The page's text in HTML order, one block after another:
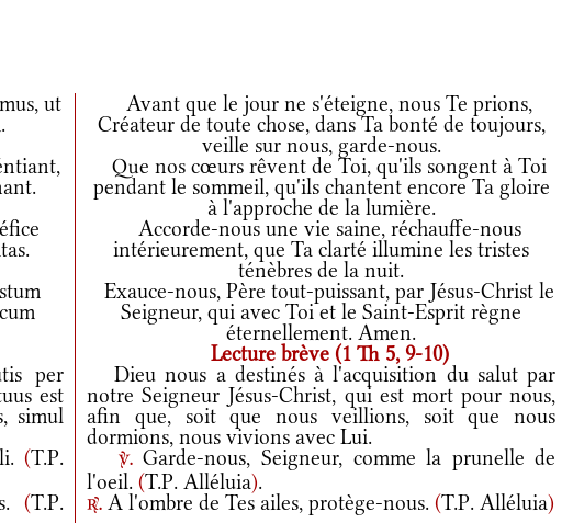
ut
Avant que le jour ne s'éteigne, nous Te prions,
Créateur de toute chose, dans Ta bonté de toujours,
veille sur nous, garde-nous.
Que nos cœurs rêvent de Toi, qu'ils songent à Toi
pendant le sommeil, qu'ils chantent encore Ta gloire
à l'approche de la lumière.
Accorde-nous une vie saine, réchauffe-nous
intérieurement, que Ta clarté illumine les tristes
ténèbres de la nuit.
Exauce-nous, Père tout-puissant, par Jésus-Christ le
Seigneur, qui avec Toi et le Saint-Esprit règne
éternellement. Amen.
Lecture brève (1 Th 5, 9-10)
per
est
simul
Dieu nous a destinés à l'acquisition du salut par
notre Seigneur Jésus-Christ, qui est mort pour nous,
afin que, soit que nous veillions, soit que nous
dormions, nous vivions avec Lui.
(T.P.
(T.P.
v.Garde-nous, Seigneur, comme la prunelle de
l'oeil.(T.P. Alléluia).
r. A l'ombre de Tes ailes, protège-nous.(T.P. Alléluia)